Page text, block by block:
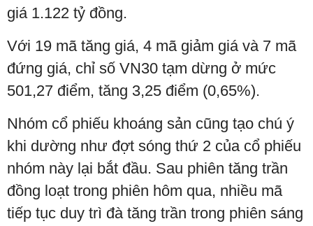
giá 1.122 tỷ đồng.
Với 19 mã tăng giá, 4 mã giảm giá và 7 mã
đứng giá, chỉ số VN30 tạm dừng ở mức
501,27 điểm, tăng 3,25 điểm (0,65%).
Nhóm cổ phiếu khoáng sản cũng tạo chú ý
khi dường như đợt sóng thứ 2 của cổ phiếu
nhóm này lại bắt đầu. Sau phiên tăng trần
đồng loạt trong phiên hôm qua, nhiều mã
tiếp tục duy trì đà tăng trần trong phiên sáng